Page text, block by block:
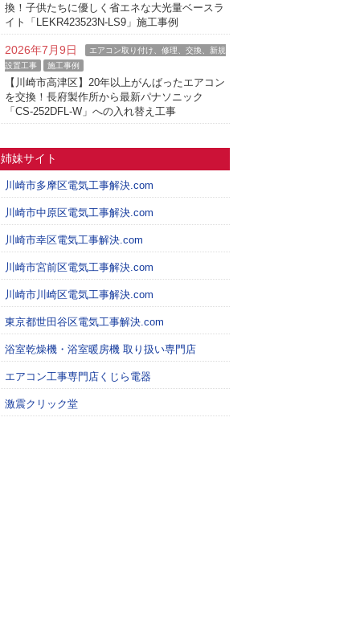
換！子供たちに優しく省エネな大光量ベースラ
イト「LEKR423523N-LS9」施工事例
2026年7月9日
エアコン取り付け、修理、交換、新規
設置工事
施工事例
【川崎市高津区】20年以上がんばったエアコン
を交換！長府製作所から最新パナソニック
「CS-252DFL-W」への入れ替え工事
姉妹サイト
川崎市多摩区電気工事解決.com
川崎市中原区電気工事解決.com
川崎市幸区電気工事解決.com
川崎市宮前区電気工事解決.com
川崎市川崎区電気工事解決.com
東京都世田谷区電気工事解決.com
浴室乾燥機・浴室暖房機 取り扱い専門店
エアコン工事専門店くじら電器
激震クリック堂